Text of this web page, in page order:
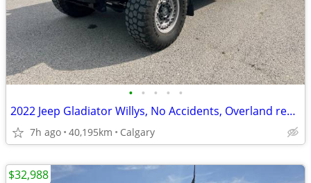
• • • • •
2022 Jeep Gladiator Willys, No Accidents, Overland ready #260608AB
7h ago 40,195km Calgary
$32,988